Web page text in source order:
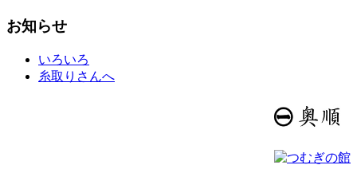
お知らせ
いろいろ
糸取りさんへ